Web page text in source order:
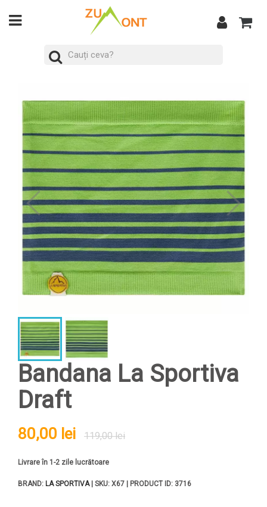
Bandana La Sportiva
Draft
80,00 lei 119,00 lei
Livrare în 1-2 zile lucrătoare
BRAND: LA SPORTIVA| SKU: X67 | PRODUCT ID: 3716